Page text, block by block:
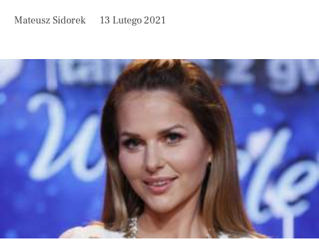
Mateusz Sidorek 13 Lutego 2021